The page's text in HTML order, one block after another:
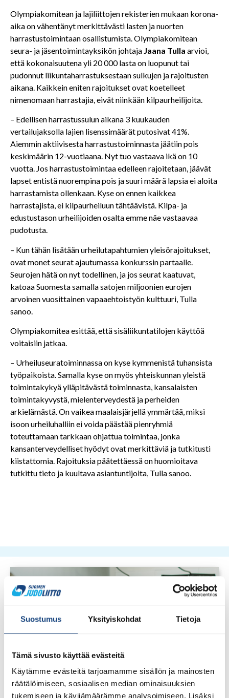
Suostumus Yksityiskohdat Tietoja
Tämä sivusto käyttää evästeitä
Käytämme evästeitä tarjoamamme sisällön ja mainosten
räätälöimiseen, sosiaalisen median ominaisuuksien
tukemiseen ja kävijämäärämme analysoimiseen. Lisäksi
Olympiakomitean ja lajiliittojen rekisterien mukaan korona-
aika on vähentänyt merkittävästi lasten ja nuorten
harrastustoimintaan osallistumista. Olympiakomitean
seura- ja jäsentoimintayksikön johtaja Jaana Tulla arvioi,
että kokonaisuutena yli 20 000 lasta on luopunut tai
pudonnut liikuntaharrastuksestaan sulkujen ja rajoitusten
aikana. Kaikkein eniten rajoitukset ovat koetelleet
nimenomaan harrastajia, eivät niinkään kilpaurheilijoita.
– Edellisen harrastussulun aikana 3 kuukauden
vertailujaksolla lajien lisenssimäärät putosivat 41%.
Aiemmin aktiivisesta harrastustoiminnasta jäätiin pois
keskimäärin 12-vuotiaana. Nyt tuo vastaava ikä on 10
vuotta. Jos harrastustoimintaa edelleen rajoitetaan, jäävät
lapset entistä nuorempina pois ja suuri määrä lapsia ei aloita
harrastamista ollenkaan. Kyse on ennen kaikkea
harrastajista, ei kilpaurheiluun tähtäävistä. Kilpa- ja
edustustason urheilijoiden osalta emme näe vastaavaa
pudotusta.
– Kun tähän lisätään urheilutapahtumien yleisörajoitukset,
ovat monet seurat ajautumassa konkurssin partaalle.
Seurojen hätä on nyt todellinen, ja jos seurat kaatuvat,
katoaa Suomesta samalla satojen miljoonien eurojen
arvoinen vuosittainen vapaaehtoistyön kulttuuri, Tulla
sanoo.
Olympiakomitea esittää, että sisäliikuntatilojen käyttöä
voitaisiin jatkaa.
– Urheiluseuratoiminnassa on kyse kymmenistä tuhansista
työpaikoista. Samalla kyse on myös yhteiskunnan yleistä
toimintakykyä ylläpitävästä toiminnasta, kansalaisten
toimintakyvystä, mielenterveydestä ja perheiden
arkielämästä. On vaikea maalaisjärjellä ymmärtää, miksi
isoon urheiluhalliin ei voida päästää pienryhmiä
toteuttamaan tarkkaan ohjattua toimintaa, jonka
kansanterveydelliset hyödyt ovat merkittäviä ja tutkitusti
kiistattomia. Rajoituksia päätettäessä on huomioitava
tutkittu tieto ja kuultava asiantuntijoita, Tulla sanoo.